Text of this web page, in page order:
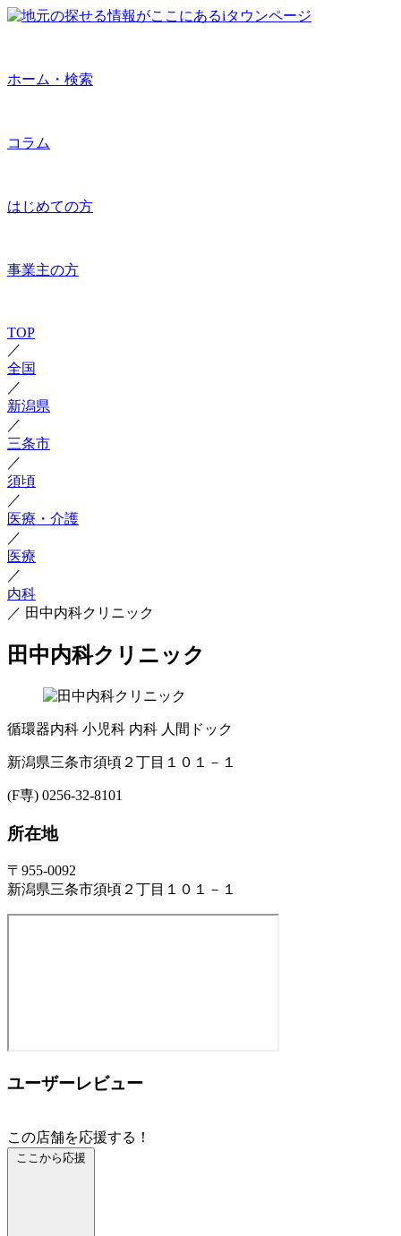
ホーム・検索
コラム
はじめての方
事業主の方
TOP
／
全国
／
新潟県
／
三条市
／
須頃
／
医療・介護
／
医療
／
内科
／ 田中内科クリニック
田中内科クリニック
循環器内科 小児科 内科 人間ドック
新潟県三条市須頃２丁目１０１－１
(F専) 0256-32-8101
所在地
〒955-0092
新潟県三条市須頃２丁目１０１－１
ユーザーレビュー
この店舗を応援する！
ここから応援